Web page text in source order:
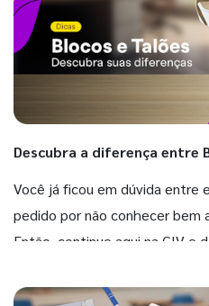
Descubra a diferença entre
Você já ficou em dúvida entre
pedido por não conhecer bem
Então, continue aqui na GIV e